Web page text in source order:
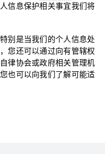
信息保护相关事宜我们将
别是当我们的个人信息处
您还可以通过向有管辖权
律协会或政府相关管理机
也可以向我们了解可能适